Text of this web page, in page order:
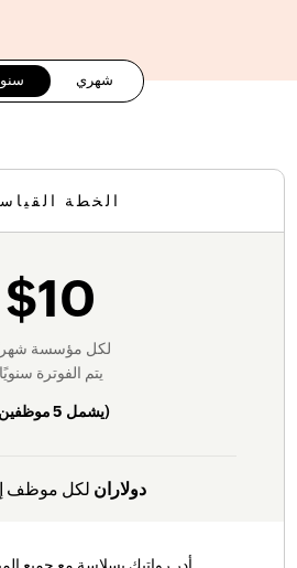
شهري
الخطة
$10
لكل مؤسسة
يتم الفوترة سنويًا
(يشمل 5 موظفين
دولاران لكل موظف